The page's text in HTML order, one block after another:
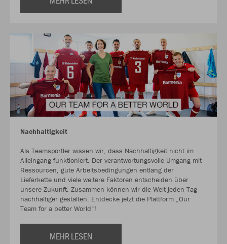
Nachhaltigkeit
Als Teamsportler wissen wir, dass Nachhaltigkeit nicht im
Alleingang funktioniert. Der verantwortungsvolle Umgang mit
Ressourcen, gute Arbeitsbedingungen entlang der
Lieferkette und viele weitere Faktoren entscheiden über
unsere Zukunft. Zusammen können wir die Welt jeden Tag
nachhaltiger gestalten. Entdecke jetzt die Plattform „Our
Team for a better World“!
MEHR LESEN